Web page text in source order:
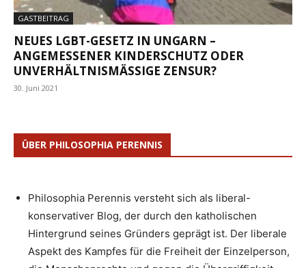
GASTBEITRAG
NEUES LGBT-GESETZ IN UNGARN –
ANGEMESSENER KINDERSCHUTZ ODER
UNVERHÄLTNISMÄSSIGE ZENSUR?
30. Juni 2021
ÜBER PHILOSOPHIA PERENNIS
Philosophia Perennis versteht sich als liberal-
konservativer Blog, der durch den katholischen
Hintergrund seines Gründers geprägt ist. Der liberale
Aspekt des Kampfes für die Freiheit der Einzelperson,